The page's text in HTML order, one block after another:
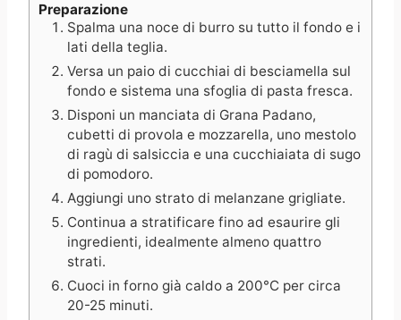
Preparazione
Spalma una noce di burro su tutto il fondo e i
lati della teglia.
Versa un paio di cucchiai di besciamella sul
fondo e sistema una sfoglia di pasta fresca.
Disponi un manciata di Grana Padano,
cubetti di provola e mozzarella, uno mestolo
di ragù di salsiccia e una cucchiaiata di sugo
di pomodoro.
Aggiungi uno strato di melanzane grigliate.
Continua a stratificare fino ad esaurire gli
ingredienti, idealmente almeno quattro
strati.
Cuoci in forno già caldo a 200°C per circa
20-25 minuti.